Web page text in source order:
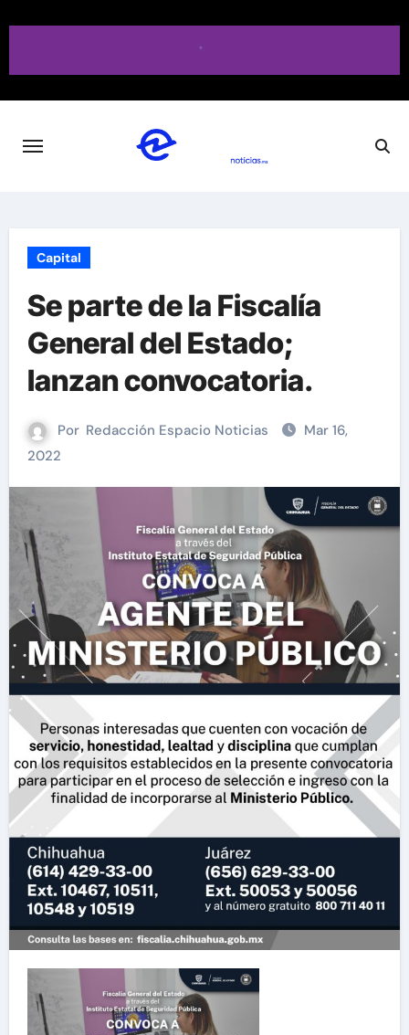
Capital
Se parte de la Fiscalía
General del Estado;
lanzan convocatoria.
Por Redacción Espacio Noticias
Mar 16,
2022